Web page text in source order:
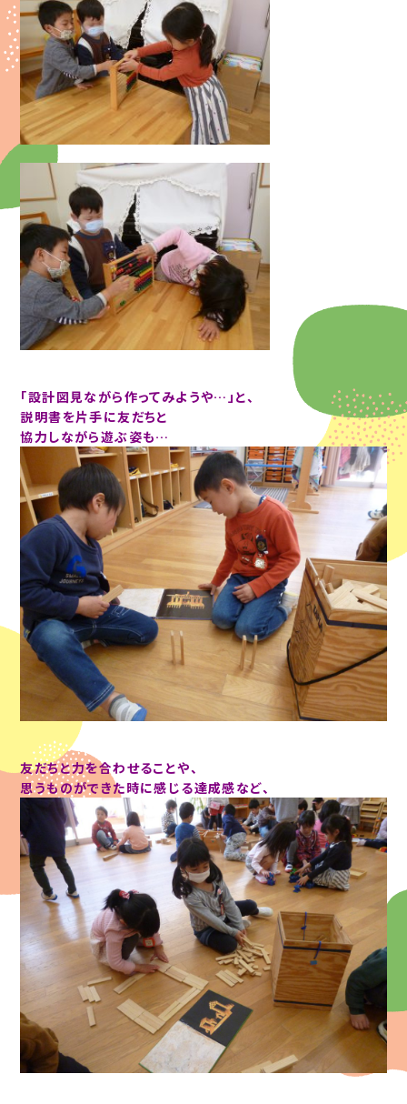
「設計図見ながら作ってみようや…」と、
説明書を片手に友だちと
協力しながら遊ぶ姿も…
友だちと力を合わせることや、
思うものができた時に感じる達成感など、